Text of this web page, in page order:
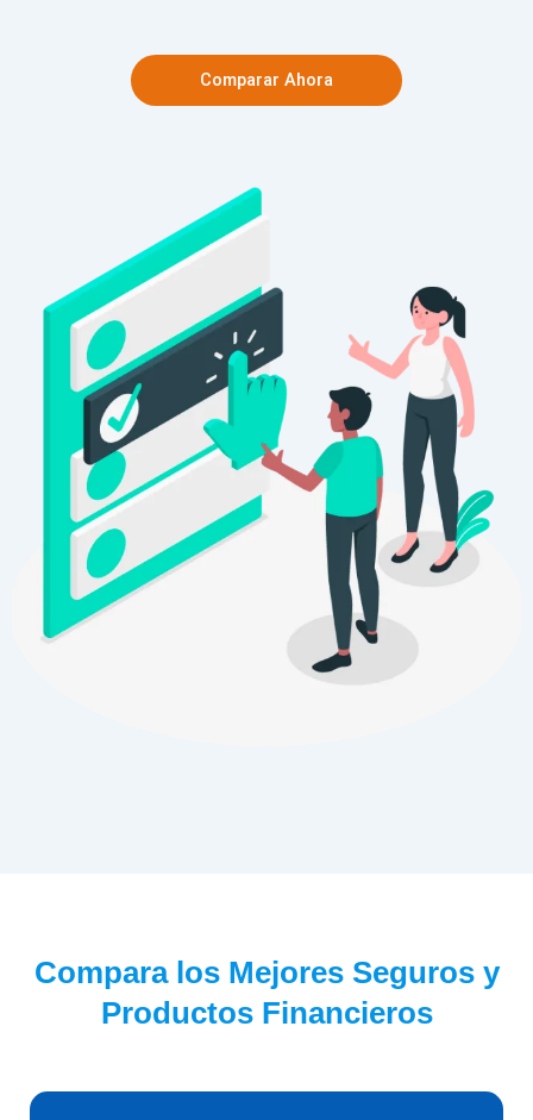
Comparar Ahora
Compara los Mejores Seguros y
Productos Financieros